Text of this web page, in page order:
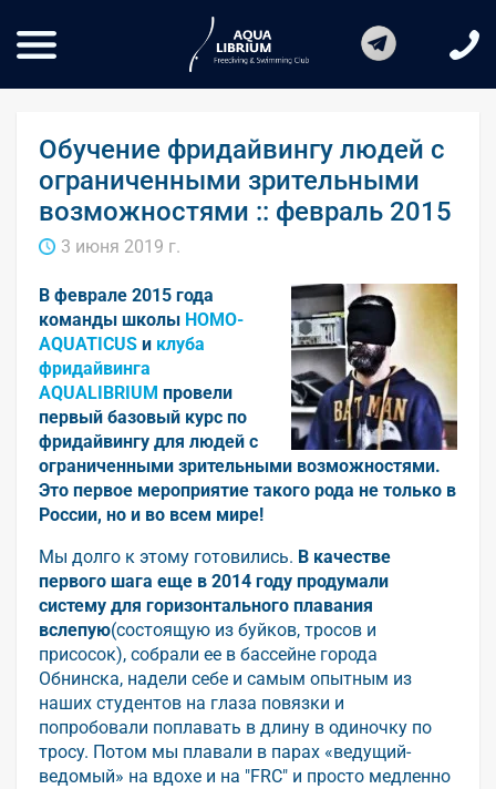
Обучение фридайвингу людей с
ограниченными зрительными
возможностями :: февраль 2015
3 июня 2019 г.
В феврале 2015 года
команды школы HOMO-
AQUATICUS и клуба
фридайвинга
AQUALIBRIUM провели
первый базовый курс по
фридайвингу для людей с
ограниченными зрительными возможностями.
Это первое мероприятие такого рода не только в
России, но и во всем мире!
Мы долго к этому готовились. В качестве
первого шага еще в 2014 году продумали
систему для горизонтального плавания
вслепую(состоящую из буйков, тросов и
присосок), собрали ее в бассейне города
Обнинска, надели себе и самым опытным из
наших студентов на глаза повязки и
попробовали поплавать в длину в одиночку по
тросу. Потом мы плавали в парах «ведущий-
ведомый» на вдохе и на "FRC" и просто медленно